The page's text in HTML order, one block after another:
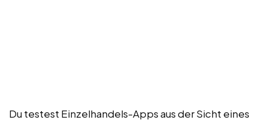
Du testest Einzelhandels-Apps aus der Sicht eines